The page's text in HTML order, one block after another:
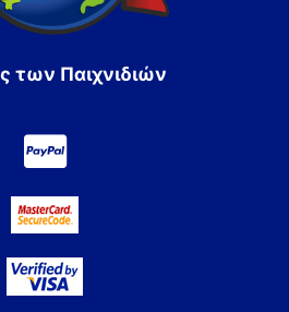
των Παιχνιδιών